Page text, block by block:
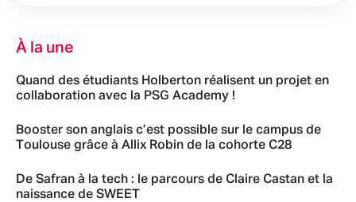
À la une
Quand des étudiants Holberton réalisent un projet en
collaboration avec la PSG Academy !
Booster son anglais c’est possible sur le campus de
Toulouse grâce à Allix Robin de la cohorte C28
De Safran à la tech : le parcours de Claire Castan et la
naissance de SWEET